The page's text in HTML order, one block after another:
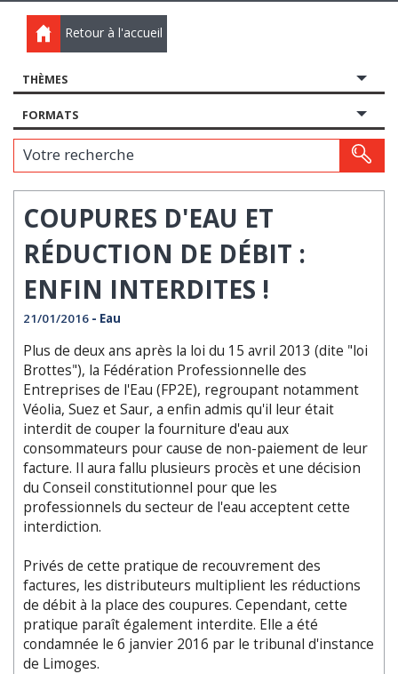
Retour à l'accueil
THÈMES
FORMATS
Votre recherche
COUPURES D'EAU ET
RÉDUCTION DE DÉBIT :
ENFIN INTERDITES !
21/01/2016 - Eau
Plus de deux ans après la loi du 15 avril 2013 (dite "loi
Brottes"), la Fédération Professionnelle des
Entreprises de l'Eau (FP2E), regroupant notamment
Véolia, Suez et Saur, a enfin admis qu'il leur était
interdit de couper la fourniture d'eau aux
consommateurs pour cause de non-paiement de leur
facture. Il aura fallu plusieurs procès et une décision
du Conseil constitutionnel pour que les
professionnels du secteur de l'eau acceptent cette
interdiction.
Privés de cette pratique de recouvrement des
factures, les distributeurs multiplient les réductions
de débit à la place des coupures. Cependant, cette
pratique paraît également interdite. Elle a été
condamnée le 6 janvier 2016 par le tribunal d'instance
de Limoges.